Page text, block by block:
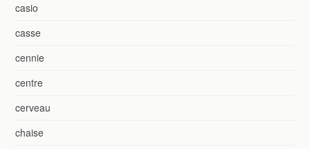
casio
casse
cennie
centre
cerveau
chaise